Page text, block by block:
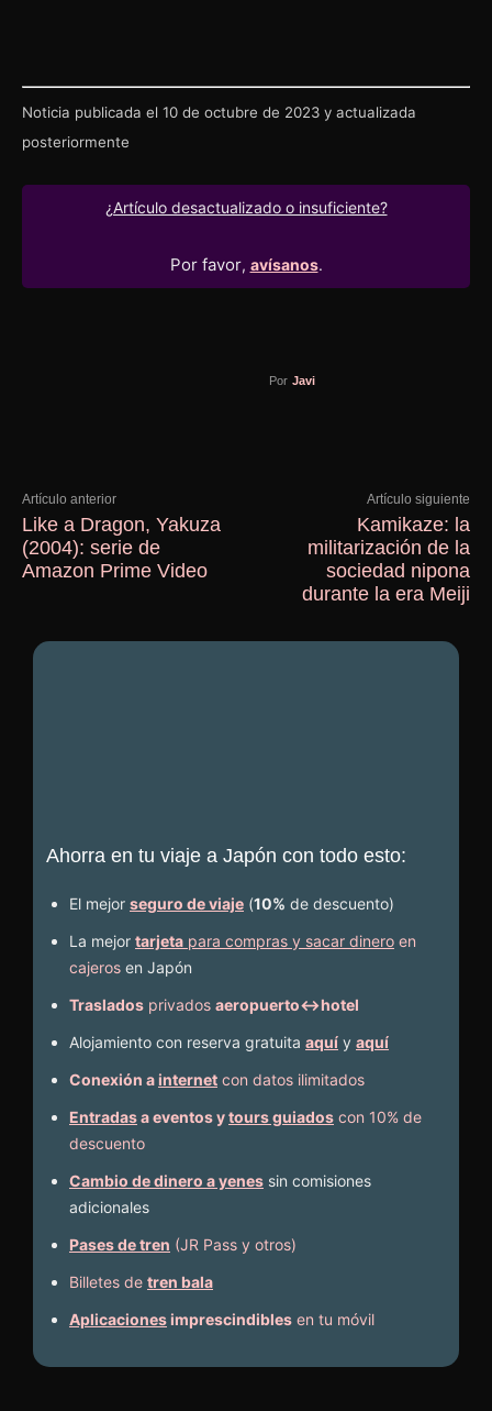
Noticia publicada el 10 de octubre de 2023 y actualizada
posteriormente
¿Artículo desactualizado o insuficiente?
Por favor, avísanos.
Por Javi
Artículo anterior
Like a Dragon, Yakuza
(2004): serie de
Amazon Prime Video
Artículo siguiente
Kamikaze: la
militarización de la
sociedad nipona
durante la era Meiji
Ahorra en tu viaje a Japón con todo esto:
El mejor seguro de viaje (10% de descuento)
La mejor tarjeta para compras y sacar dinero en
cajeros en Japón
Traslados privados aeropuerto↔hotel
Alojamiento con reserva gratuita aquí y aquí
Conexión ainternet con datos ilimitados
Entradasa eventos ytours guiados con 10% de
descuento
Cambio de dinero a yenes sin comisiones
adicionales
Pases de tren (JR Pass y otros)
Billetes de tren bala
Aplicacionesimprescindibles en tu móvil